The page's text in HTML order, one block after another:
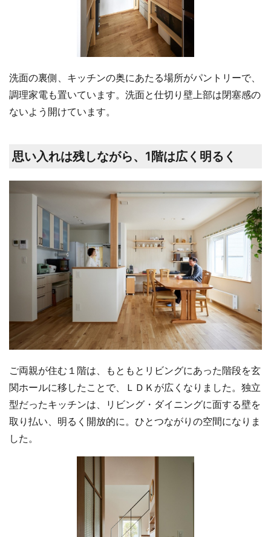
洗面の裏側、キッチンの奥にあたる場所がパントリーで、
調理家電も置いています。洗面と仕切り壁上部は閉塞感の
ないよう開けています。
思い入れは残しながら、1階は広く明るく
ご両親が住む１階は、もともとリビングにあった階段を玄
関ホールに移したことで、ＬＤＫが広くなりました。独立
型だったキッチンは、リビング・ダイニングに面する壁を
取り払い、明るく開放的に。ひとつながりの空間になりま
した。